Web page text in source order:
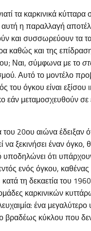
τα καρκινικά κύτταρα
αυτή η παραλλαγή
και συσσωρεύουν τα
καθώς και της
Ναι, σύμφωνα με το
Αυτό το μοντέλο
του όγκου είναι εξίσου
εάν μεταμοσχευθούν σε
20ου αιώνα έδειξαν
ξεκινήσει έναν όγκο,
υποδηλώνει ότι
ενός όγκου,
τη δεκαετία του 1960
καρκινικών
ένα
βραδέως κύκλου που